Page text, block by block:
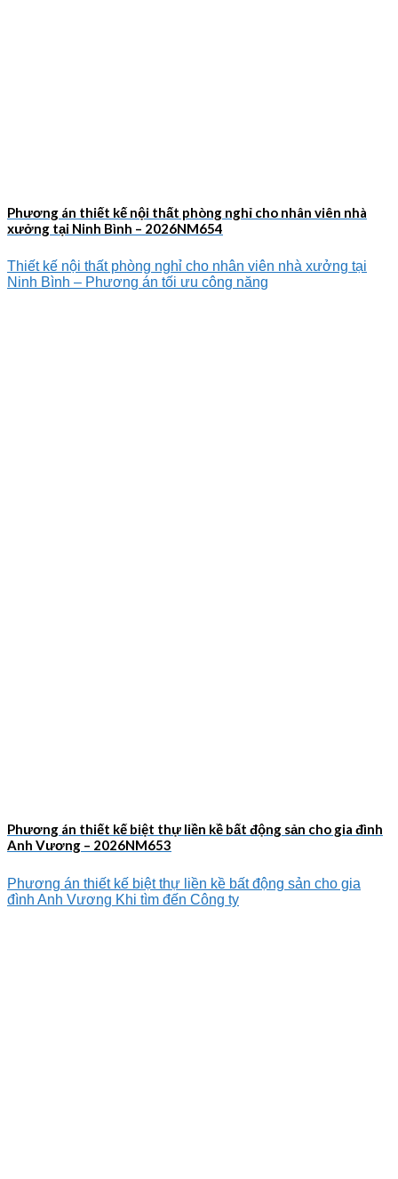
Phương án thiết kế nội thất phòng nghỉ cho nhân viên nhà
xưởng tại Ninh Bình – 2026NM654
Thiết kế nội thất phòng nghỉ cho nhân viên nhà xưởng tại
Ninh Bình – Phương án tối ưu công năng
Phương án thiết kế biệt thự liền kề bất động sản cho gia đình
Anh Vương – 2026NM653
Phương án thiết kế biệt thự liền kề bất động sản cho gia
đình Anh Vương Khi tìm đến Công ty